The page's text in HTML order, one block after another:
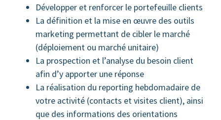
Développer et renforcer le portefeuille clients
La définition et la mise en œuvre des outils
marketing permettant de cibler le marché
(déploiement ou marché unitaire)
La prospection et l’analyse du besoin client
afin d’y apporter une réponse
La réalisation du reporting hebdomadaire de
votre activité (contacts et visites client), ainsi
que des informations des orientations